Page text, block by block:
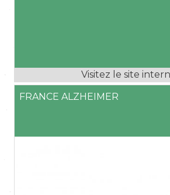
FRANCE ALZHEIMER